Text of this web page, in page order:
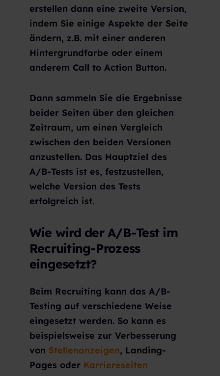
erstellen dann eine zweite Version,
indem Sie einige Aspekte der Seite
ändern, z.B. mit einer anderen
Hintergrundfarbe oder einem
anderem Call to Action Button.
Dann sammeln Sie die Ergebnisse
beider Seiten über den gleichen
Zeitraum, um einen Vergleich
zwischen den beiden Versionen
anzustellen. Das Hauptziel des
A/B-Tests ist es, festzustellen,
welche Version des Tests
erfolgreich ist.
Wie wird der A/B-Test im
Recruiting-Prozess
eingesetzt?
Beim Recruiting kann das A/B-
Testing auf verschiedene Weise
eingesetzt werden. So kann es
beispielsweise zur Verbesserung
von Stellenanzeigen, Landing-
Pages oder Karriereseiten